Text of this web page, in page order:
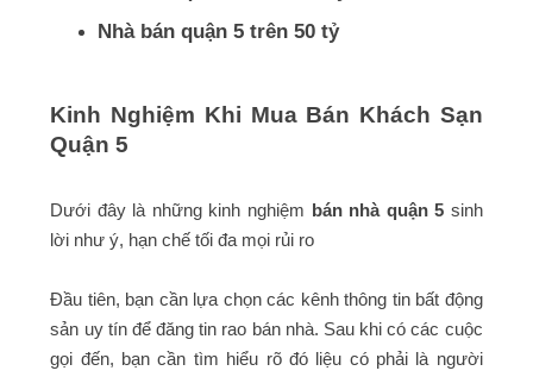
Nhà bán quận 5 trên 50 tỷ
Kinh Nghiệm Khi Mua Bán Khách Sạn
Quận 5
Dưới đây là những kinh nghiệm bán nhà quận 5 sinh
lời như ý, hạn chế tối đa mọi rủi ro
Đầu tiên, bạn cần lựa chọn các kênh thông tin bất động
sản uy tín để đăng tin rao bán nhà. Sau khi có các cuộc
gọi đến, bạn cần tìm hiểu rõ đó liệu có phải là người